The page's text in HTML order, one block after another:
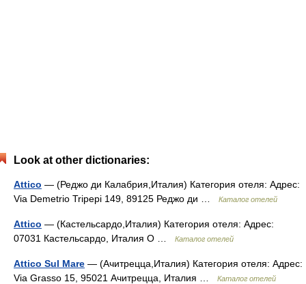
Look at other dictionaries:
Attico — (Реджо ди Калабрия,Италия) Категория отеля: Адрес:
Via Demetrio Tripepi 149, 89125 Реджо ди …
Каталог отелей
Attico — (Кастельсардо,Италия) Категория отеля: Адрес:
07031 Кастельсардо, Италия О …
Каталог отелей
Attico Sul Mare — (Ачитрецца,Италия) Категория отеля: Адрес:
Via Grasso 15, 95021 Ачитрецца, Италия …
Каталог отелей